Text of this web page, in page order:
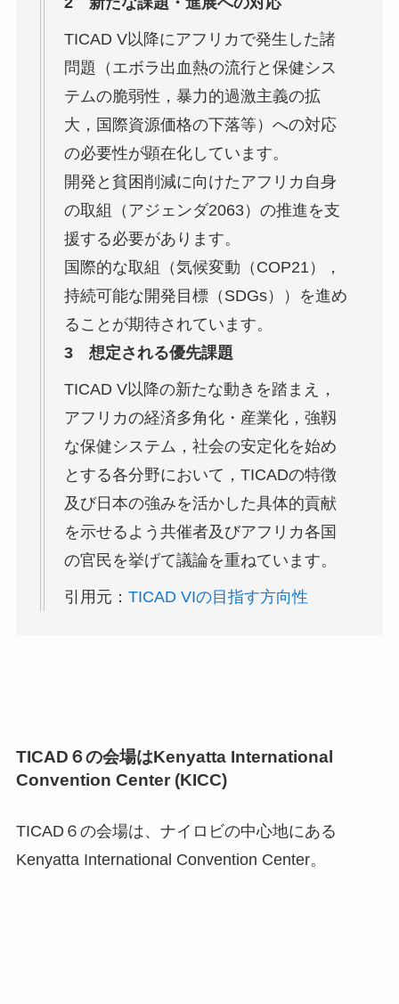
TICAD V以降にアフリカで発生した諸
問題（エボラ出血熱の流行と保健シス
テムの脆弱性，暴力的過激主義の拡
大，国際資源価格の下落等）への対応
の必要性が顕在化しています。
開発と貧困削減に向けたアフリカ自身
の取組（アジェンダ2063）の推進を支
援する必要があります。
国際的な取組（気候変動（COP21），
持続可能な開発目標（SDGs））を進め
ることが期待されています。
3 想定される優先課題
TICAD V以降の新たな動きを踏まえ，
アフリカの経済多角化・産業化，強靱
な保健システム，社会の安定化を始め
とする各分野において，TICADの特徴
及び日本の強みを活かした具体的貢献
を示せるよう共催者及びアフリカ各国
の官民を挙げて議論を重ねています。
引用元： TICAD VIの目指す方向性
TICAD６の会場はKenyatta International
Convention Center (KICC)
TICAD６の会場は、ナイロビの中心地にある
Kenyatta International Convention Center。